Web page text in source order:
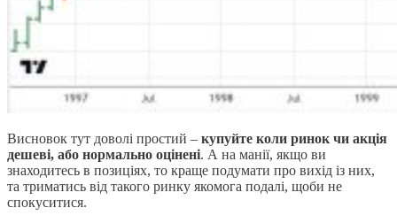
Висновок тут доволі простий – купуйте коли ринок чи акція
дешеві, або нормально оцінені. А на манії, якщо ви
знаходитесь в позиціях, то краще подумати про вихід із них,
та триматись від такого ринку якомога подалі, щоби не
спокуситися.